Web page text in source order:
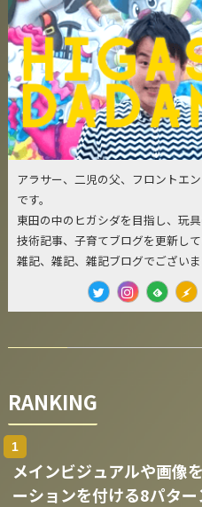
アラサー、二児の父、フロントエ
です。
東田の中のヒガシダを目指し、玩
技術記事、子育てブログを更新し
雑記、雑記、雑記ブログでございま
RANKING
メインビジュアルや画像
ーションを付ける8パター